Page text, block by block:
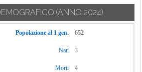
Drizzona Pizzo
Trescore
Cremasco
Vaiano Cremasco
(ANNO 2024)
Popolazione al 1 gen. 652
Nati 3
Morti 4